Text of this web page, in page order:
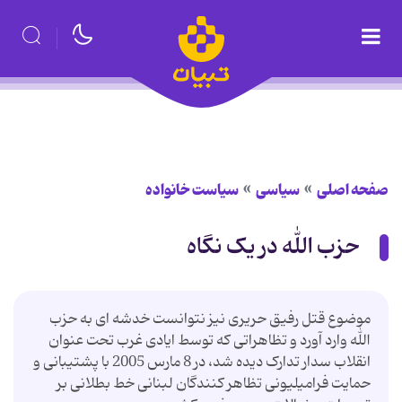
صفحه اصلی سیاسی سیاست خانواده
حزب الله در یک نگاه
موضوع قتل رفیق حریری نیز نتوانست خدشه ای به حزب
الله وارد آورد و تظاهراتی که توسط ایادی غرب تحت عنوان
انقلاب سدار تدارک دیده شد، در 8 مارس 2005 با پشتیبانی و
حمایت فرامیلیونی تظاهر کنندگان لبنانی خط بطلانی بر